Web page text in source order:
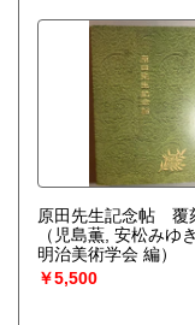
原田先生記念帖 覆
（児島薫, 安松みゆ
明治美術学会 編）
￥5,500